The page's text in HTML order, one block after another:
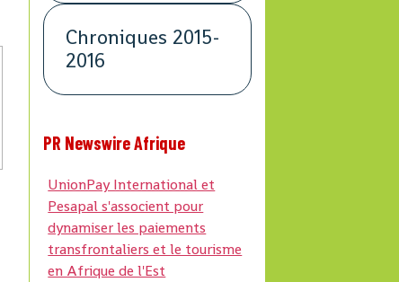
Chroniques 2015-
2016
PR Newswire Afrique
UnionPay International et
Pesapal s'associent pour
dynamiser les paiements
transfrontaliers et le tourisme
en Afrique de l'Est